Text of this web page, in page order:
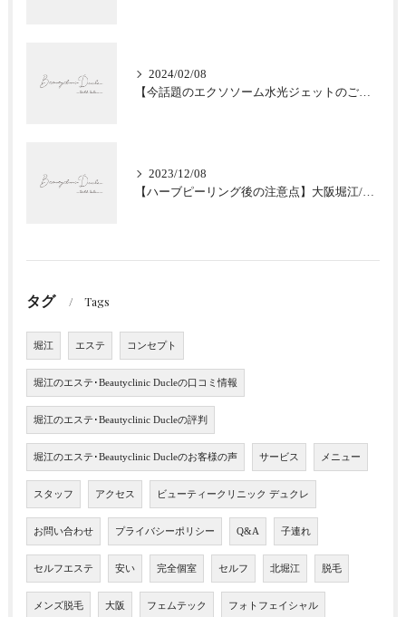
2024/02/08
【今話題のエクソソーム水光ジェットのご紹介★肌質改善】大阪堀江/Beautyclinic Ducle
2023/12/08
【ハーブピーリング後の注意点】大阪堀江/Beautyclinic Ducle
タグ Tags
堀江 エステ コンセプト
堀江のエステ･Beautyclinic Ducleの口コミ情報
堀江のエステ･Beautyclinic Ducleの評判
堀江のエステ･Beautyclinic Ducleのお客様の声 サービス メニュー
スタッフ アクセス ビューティークリニック デュクレ
お問い合わせ プライバシーポリシー Q&A 子連れ
セルフエステ 安い 完全個室 セルフ 北堀江 脱毛
メンズ脱毛 大阪 フェムテック フォトフェイシャル